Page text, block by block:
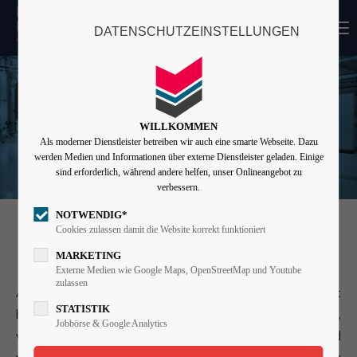
Passwort
Angemeldet bleiben
Anmelden
Register
MENU
MESS-, STEUER- &
REGELUNGSTECHNIK (MSR)
Automation und Digitalisierung durch MSR-Technik ist
heute bei vielen Industriegebäuden selbstverständlich,
weil sie die Effizienz Ihrer Gebäudetechnik entscheidend
DATENSCHUTZEINSTELLUNGEN
WILLKOMMEN
Als moderner Dienstleister betreiben wir auch eine smarte Webseite. Dazu
werden Medien und Informationen über externe Dienstleister geladen. Einige
sind erforderlich, während andere helfen, unser Onlineangebot zu
verbessern.
NOTWENDIG*
Cookies zulassen damit die Website korrekt funktioniert
MARKETING
Externe Medien wie Google Maps, OpenStreetMap und Youtube
zulassen
STATISTIK
Jobbörse & Google Analytics